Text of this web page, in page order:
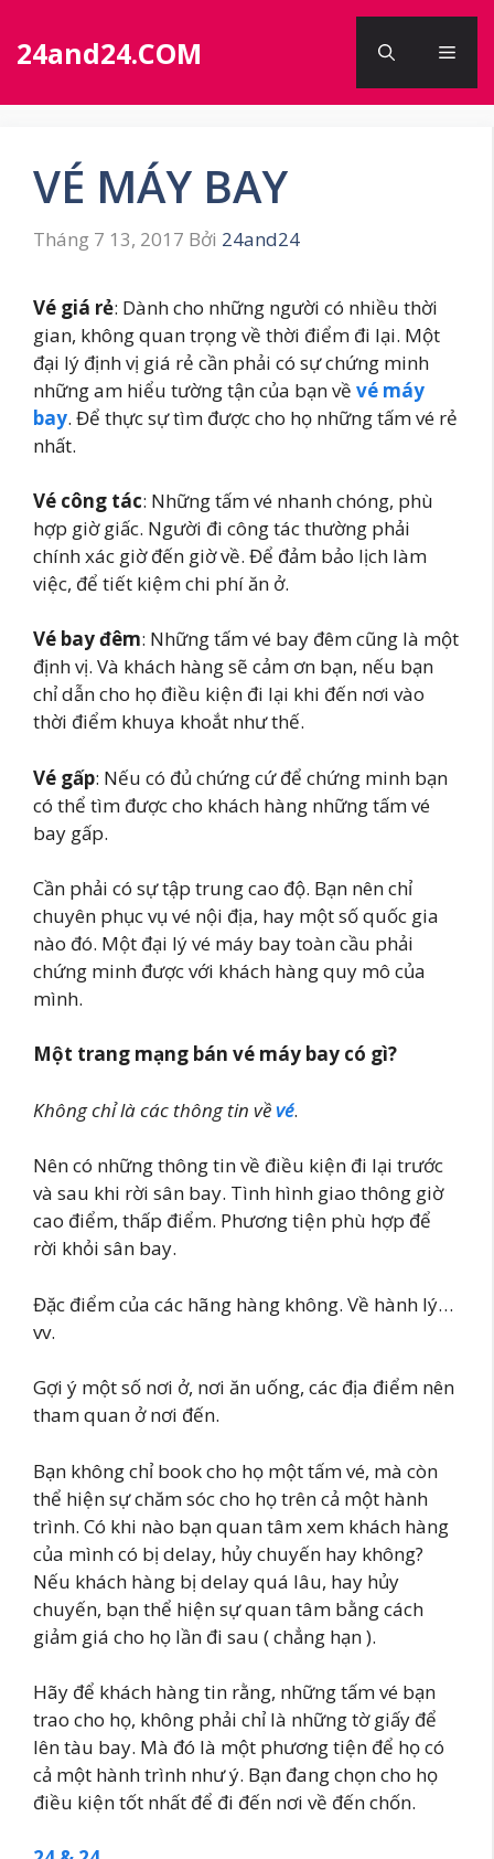
đến
nội24and24.COM
VÉ MÁY BAY
Tháng 7 13, 2017 Bởi 24and24
Vé giá rẻ: Dành cho những người có nhiều thời
gian, không quan trọng về thời điểm đi lại. Một
đại lý định vị giá rẻ cần phải có sự chứng minh
những am hiểu tường tận của bạn về vé máy
bay. Để thực sự tìm được cho họ những tấm vé rẻ
nhất.
Vé công tác: Những tấm vé nhanh chóng, phù
hợp giờ giấc. Người đi công tác thường phải
chính xác giờ đến giờ về. Để đảm bảo lịch làm
việc, để tiết kiệm chi phí ăn ở.
Vé bay đêm: Những tấm vé bay đêm cũng là một
định vị. Và khách hàng sẽ cảm ơn bạn, nếu bạn
chỉ dẫn cho họ điều kiện đi lại khi đến nơi vào
thời điểm khuya khoắt như thế.
Vé gấp: Nếu có đủ chứng cứ để chứng minh bạn
có thể tìm được cho khách hàng những tấm vé
bay gấp.
Cần phải có sự tập trung cao độ. Bạn nên chỉ
chuyên phục vụ vé nội địa, hay một số quốc gia
nào đó. Một đại lý vé máy bay toàn cầu phải
chứng minh được với khách hàng quy mô của
mình.
Một trang mạng bán vé máy bay có gì?
Không chỉ là các thông tin vềvé.
Nên có những thông tin về điều kiện đi lại trước
và sau khi rời sân bay. Tình hình giao thông giờ
cao điểm, thấp điểm. Phương tiện phù hợp để
rời khỏi sân bay.
Đặc điểm của các hãng hàng không. Về hành lý…
vv.
Gợi ý một số nơi ở, nơi ăn uống, các địa điểm nên
tham quan ở nơi đến.
Bạn không chỉ book cho họ một tấm vé, mà còn
thể hiện sự chăm sóc cho họ trên cả một hành
trình. Có khi nào bạn quan tâm xem khách hàng
của mình có bị delay, hủy chuyến hay không?
Nếu khách hàng bị delay quá lâu, hay hủy
chuyến, bạn thể hiện sự quan tâm bằng cách
giảm giá cho họ lần đi sau ( chẳng hạn ).
Hãy để khách hàng tin rằng, những tấm vé bạn
trao cho họ, không phải chỉ là những tờ giấy để
lên tàu bay. Mà đó là một phương tiện để họ có
cả một hành trình như ý. Bạn đang chọn cho họ
điều kiện tốt nhất để đi đến nơi về đến chốn.